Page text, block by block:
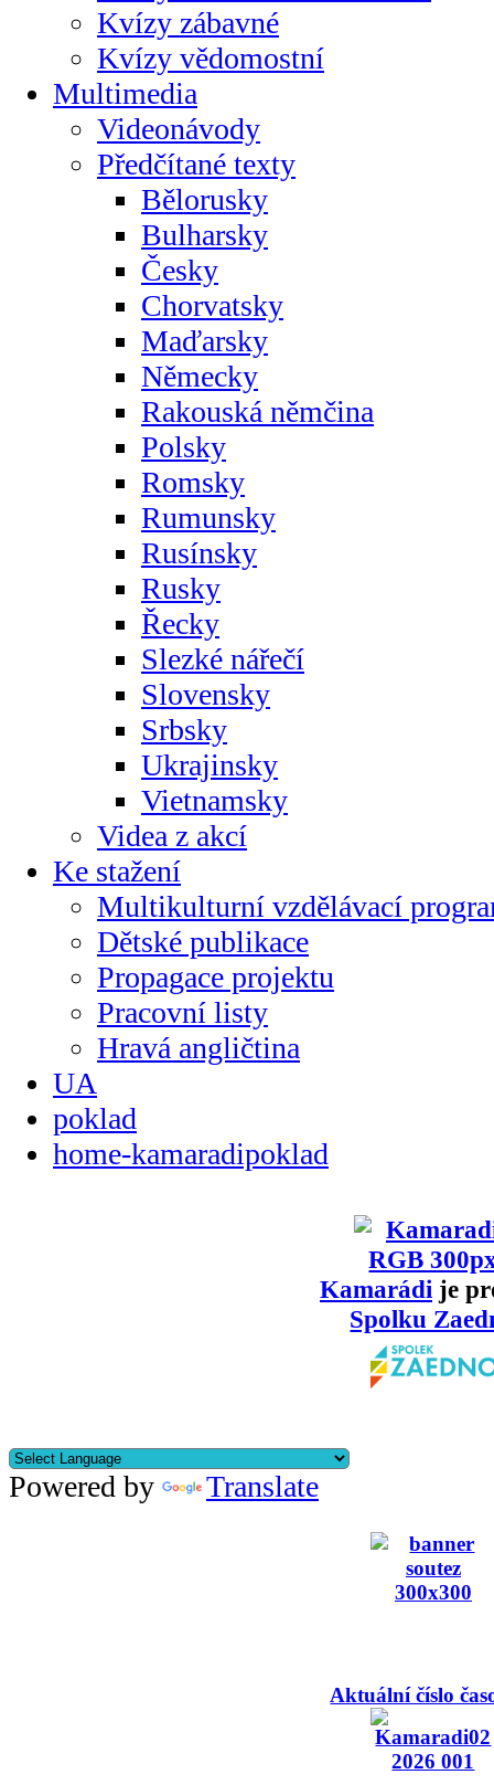
Kvízy zábavné
Kvízy vědomostní
Multimedia
Videonávody
Předčítané texty
Bělorusky
Bulharsky
Česky
Chorvatsky
Maďarsky
Německy
Rakouská němčina
Polsky
Romsky
Rumunsky
Rusínsky
Rusky
Řecky
Slezké nářečí
Slovensky
Srbsky
Ukrajinsky
Vietnamsky
Videa z akcí
Ke stažení
Multikulturní vzdělávací
Dětské publikace
Propagace projektu
Pracovní listy
Hravá angličtina
UA
poklad
home-kamaradipoklad
Kamarádi je
Spolku
Powered by Translate
Aktuální číslo